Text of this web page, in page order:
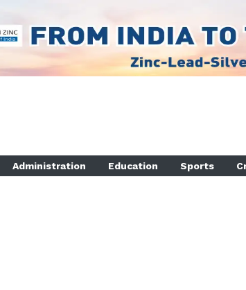
Administration Education Sports